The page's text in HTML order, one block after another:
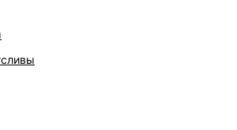
42. Крой модели соответствует